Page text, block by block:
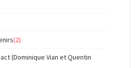
(2)
(Dominique Vian et Quentin